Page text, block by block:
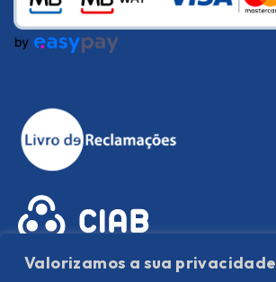
Valorizamos a sua privacidade